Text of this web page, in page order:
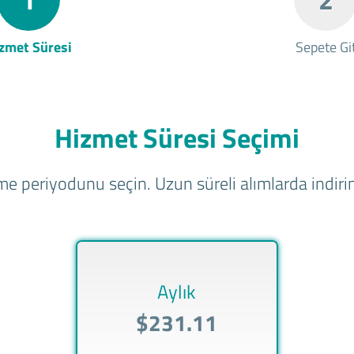
Süresi Sepete
Hizmet Süresi Seçimi
periyodunu seçin. Uzun süreli alımlarda indirim
Aylık
$231.11